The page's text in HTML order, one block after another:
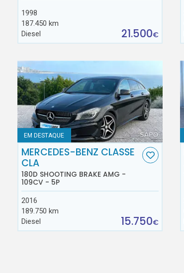
1998
187.450 km
Diesel
21.500€
EM DESTAQUE
MERCEDES-BENZ CLASSE
CLA
180D SHOOTING BRAKE AMG -
109CV - 5P
2016
189.750 km
Diesel
15.750€